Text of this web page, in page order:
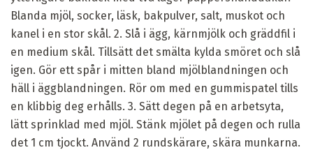
Blanda mjöl, socker, läsk, bakpulver, salt, muskot och
kanel i en stor skål. 2. Slå i ägg, kärnmjölk och gräddfil i
en medium skål. Tillsätt det smälta kylda smöret och slå
igen. Gör ett spår i mitten bland mjölblandningen och
häll i äggblandningen. Rör om med en gummispatel tills
en klibbig deg erhålls. 3. Sätt degen på en arbetsyta,
lätt sprinklad med mjöl. Stänk mjölet på degen och rulla
det 1 cm tjockt. Använd 2 rundskärare, skära munkarna.